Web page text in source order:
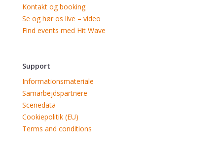
Kontakt og booking
Se og hør os live – video
Find events med Hit Wave
Support
Informationsmateriale
Samarbejdspartnere
Scenedata
Cookiepolitik (EU)
Terms and conditions